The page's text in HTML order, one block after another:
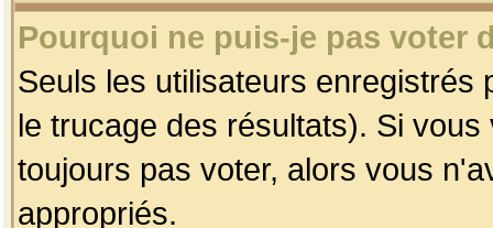
Pourquoi ne puis-je pas voter
Seuls les utilisateurs enregistrés
le trucage des résultats). Si
toujours pas voter, alors vous
appropriés.